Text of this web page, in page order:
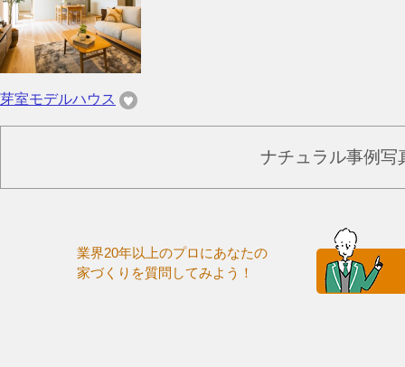
芽室モデルハウス
ナチュラル事例写
業界20年以上のプロにあなたの
家づくりを質問してみよう！